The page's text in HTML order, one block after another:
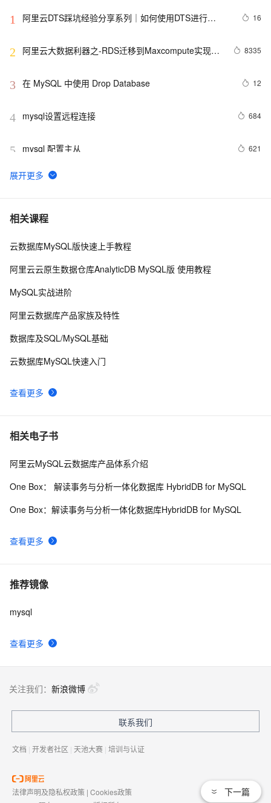
1
阿里云DTS踩坑经验分享系列｜如何使用DTS进行
16
2
阿里云大数据利器之-RDS迁移到Maxcompute实现动
8335
3 在 MySQL 中使用 Drop Database 12
4 mysql设置远程连接 684
5 mysql 配置主从 621
6 mysql 更改root密码
7 PostgreSQL\MySQL比较
8 Percona Server for MySQL 5.6.10-60.2发布
10mysql安装及常见设置
相关课程
查看更多
云数据库MySQL版快速上手教程
阿里云云原生数据仓库AnalyticDB MySQL版 使用教程
MySQL实战进阶
阿里云数据库产品家族及特性
数据库及SQL/MySQL基础
云数据库MySQL快速入门
相关电子书
查看更多
阿里云MySQL云数据库产品体系介绍
One Box： 解读事务与分析一体化数据库 HybridDB for MySQL
One Box：解读事务与分析一体化数据库HybridDB for MySQL
推荐镜像
查看更多
mysql
下一篇
关注我们： 新浪微博
联系我们
文档 | 开发者社区 | 天池大赛 | 培训与认证
法律声明及隐私权政策 | Cookies政策